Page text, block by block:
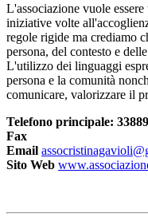
L'associazione vuole
iniziative volte
regole rigide ma crediamo
persona, del contesto e
L'utilizzo dei linguaggi
persona e la comunità
comunicare, valorizzare il
Telefono principale:
Fax
Email
Sito Web